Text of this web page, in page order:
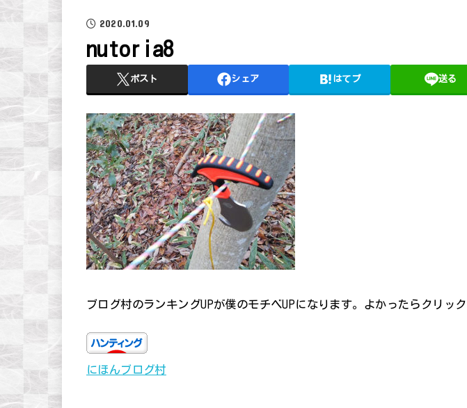
2020.01.09
nutoria8
ポスト シェア はてブ 送る
ブログ村のランキングUPが僕のモチベUPになります。よかったらクリック
にほんブログ村